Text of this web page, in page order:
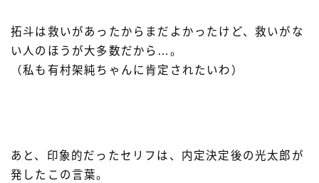
拓斗は救いがあったからまだよかったけど、救いがな
い人のほうが大多数だから…。
（私も有村架純ちゃんに肯定されたいわ）
あと、印象的だったセリフは、内定決定後の光太郎が
発したこの言葉。